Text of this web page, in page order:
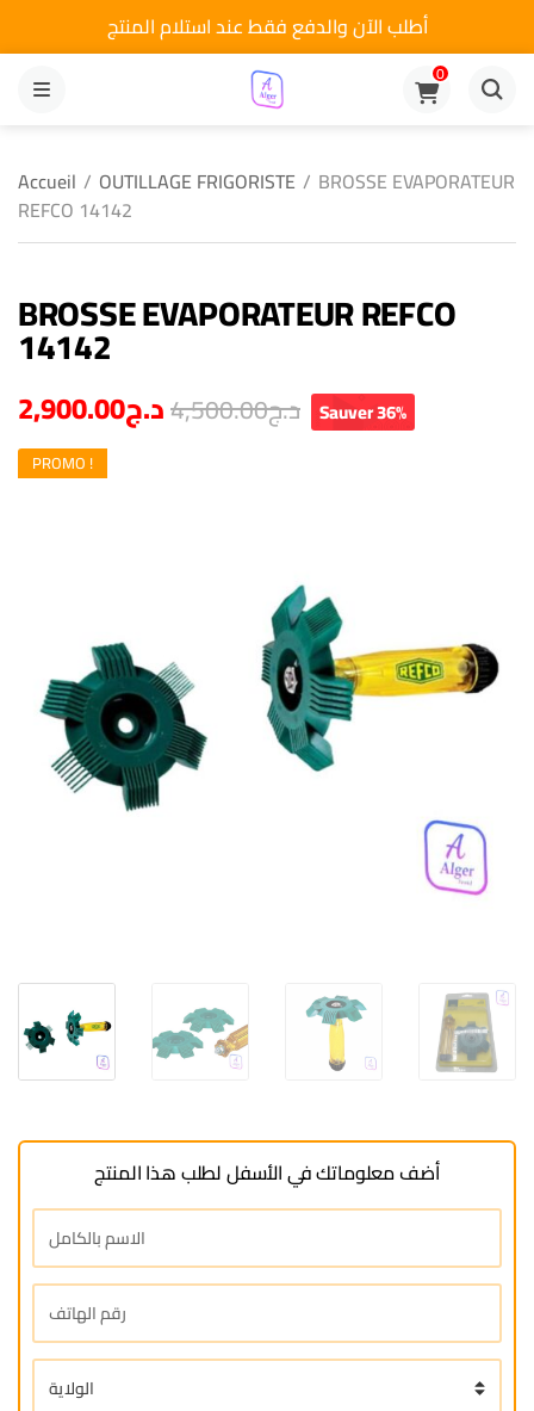
أطلب الآن والدفع فقط عند استلام المنتج
MENU
0
Accueil / OUTILLAGE FRIGORISTE / BROSSE EVAPORATEUR
REFCO 14142
BROSSE EVAPORATEUR REFCO
14142
د.ج2,900.00 د.ج4,500.00 Sauver 36%
PROMO !
أضف معلوماتك في الأسفل لطلب هذا المنتج